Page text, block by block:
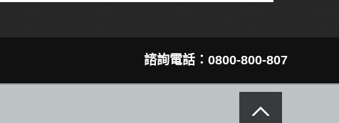
諮詢電話： 0800-800-807